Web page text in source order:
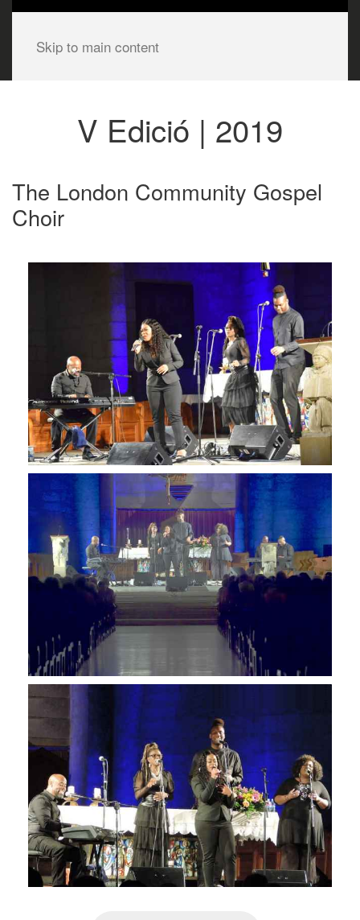
Skip to main content
V Edició | 2019
The London Community Gospel
Choir